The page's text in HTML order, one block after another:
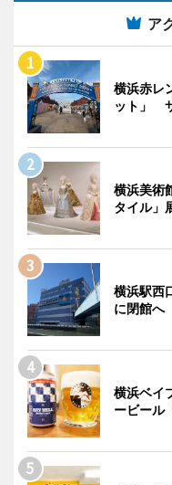
ア
横浜赤レ
ット」
横浜美術
タイル」
横浜駅西
に閉館
横浜ベイ
ービール